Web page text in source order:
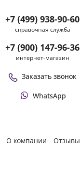
О компании Отзывы
+7 (499) 938-90-60
справочная служба
+7 (900) 147-96-36
интернет-магазин
Заказать звонок
WhatsApp